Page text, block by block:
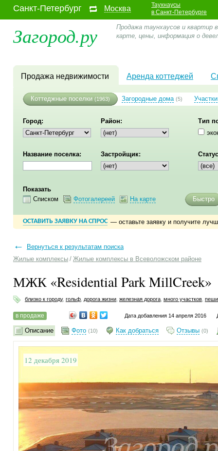
Санкт-Петербург Москва
Таухнаусы
в Санкт-Петербурге
Загород.ру
Продажа таунхаусов и квартир
карте, цены, информация о
Продажа недвижимости Аренда коттеджей
Коттеджные поселки (1963) Загородные дома (5) Участки
Город: Район:
Тип
Название поселка: Застройщик:
Показать
Списком
Фотогалереей На карте Быстро
ОСТАВИТЬ ЗАЯВКУ НА СПРОС — оставьте заявку и получите
←
Вернуться к результатам поиска
Жилые комплексы / Жилые комплексы в Всеволожском районе
МЖК «Residential Park MillCreek»
близко к городу, гольф дорога жизни железная дорога много участков
в продаже Дата добавления 14 апреля 2016
Описание Фото (10) Как добраться Отзывы (0)
12 декабря 2019